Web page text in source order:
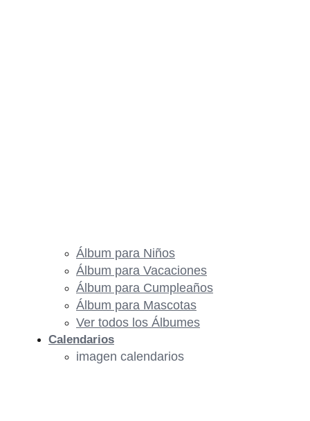
Álbum para Niños
Álbum para Vacaciones
Álbum para Cumpleaños
Álbum para Mascotas
Ver todos los Álbumes
Calendarios
imagen calendarios